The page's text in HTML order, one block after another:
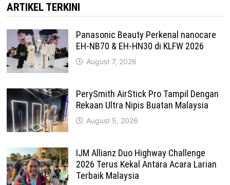
ARTIKEL TERKINI
Panasonic Beauty Perkenal nanocare
EH-NB70 & EH-HN30 di KLFW 2026
August 7, 2026
PerySmith AirStick Pro Tampil Dengan
Rekaan Ultra Nipis Buatan Malaysia
August 5, 2026
IJM Allianz Duo Highway Challenge
2026 Terus Kekal Antara Acara Larian
Terbaik Malaysia